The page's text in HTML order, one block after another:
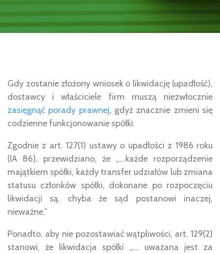
Gdy zostanie złożony wniosek o likwidację (upadłość),
dostawcy i właściciele firm muszą niezwłocznie
zasięgnąć porady prawnej, gdyż znacznie zmieni się
codzienne funkcjonowanie spółki.
Zgodnie z art. 127(1) ustawy o upadłości z 1986 roku
(IA 86), przewidziano, że „…każde rozporządzenie
majątkiem spółki, każdy transfer udziałów lub zmiana
statusu członków spółki, dokonane po rozpoczęciu
likwidacji są, chyba że sąd postanowi inaczej,
nieważne.”
Ponadto, aby nie pozostawiać wątpliwości, art. 129(2)
stanowi, że likwidacja spółki „… uważana jest za